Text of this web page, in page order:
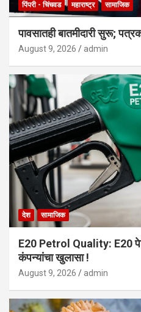
पिंपरी - चिंचवड महाराष्ट्र सामाजिक
पावसातही बातमीदारी सुरू;
August 9, 2026 admin
देश सामाजिक
E20 Petrol Quality: E20
कंपन्यांचा खुलासा !
August 9, 2026 admin